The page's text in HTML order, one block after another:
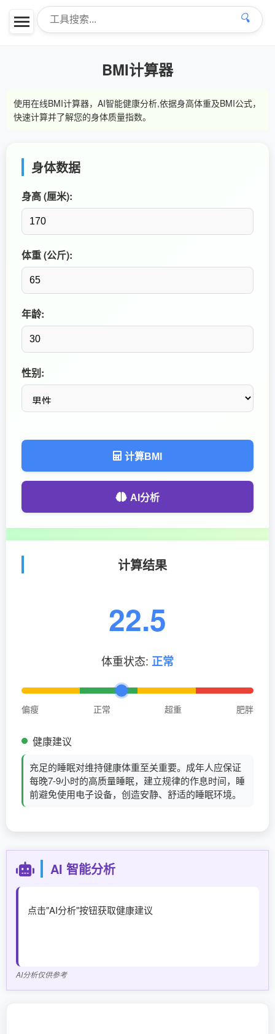
🔍
BMI计算器
使用在线BMI计算器，AI智能健康分析,依据身高体重及BMI公式，
快速计算并了解您的身体质量指数。
身体数据
身高 (厘米):
体重 (公斤):
年龄:
性别:
计算BMI
AI分析
计算结果
22.5
体重状态: 正常
偏瘦 正常 超重 肥胖
健康建议
充足的睡眠对维持健康体重至关重要。成年人应保证
每晚7-9小时的高质量睡眠，建立规律的作息时间，睡
前避免使用电子设备，创造安静、舒适的睡眠环境。
AI 智能分析
点击"AI分析"按钮获取健康建议
AI分析仅供参考